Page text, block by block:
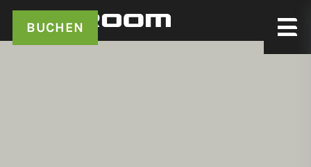
BUCHEN